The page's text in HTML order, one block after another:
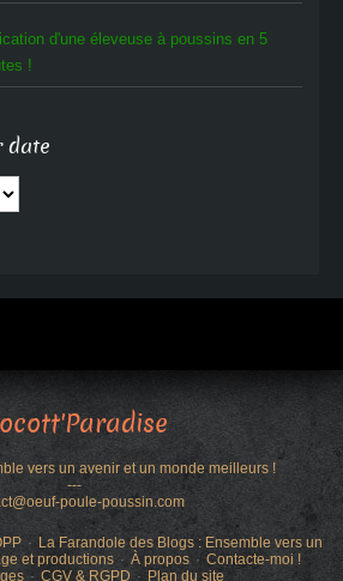
d'une éleveuse à poussins en 5
!
date
vers un avenir et un monde meilleurs !
---
poule-poussin.com
La Farandole des Blogs : Ensemble vers un
et productions À propos
Contacte-moi !
CGV & RGPD Plan du site